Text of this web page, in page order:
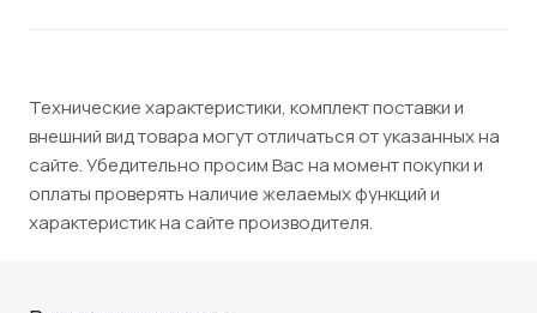
Технические характеристики, комплект поставки и
внешний вид товара могут отличаться от указанных на
сайте. Убедительно просим Вас на момент покупки и
оплаты проверять наличие желаемых функций и
характеристик на сайте производителя.